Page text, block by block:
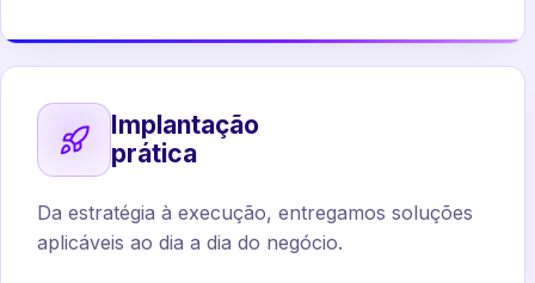
Implantação
prática
Da estratégia à execução, entregamos soluções
aplicáveis ao dia a dia do negócio.